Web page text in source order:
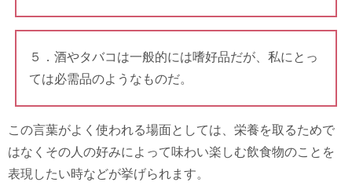
５．酒やタバコは一般的には嗜好品だが、私にとっ
ては必需品のようなものだ。
この言葉がよく使われる場面としては、栄養を取るためで
はなくその人の好みによって味わい楽しむ飲食物のことを
表現したい時などが挙げられます。